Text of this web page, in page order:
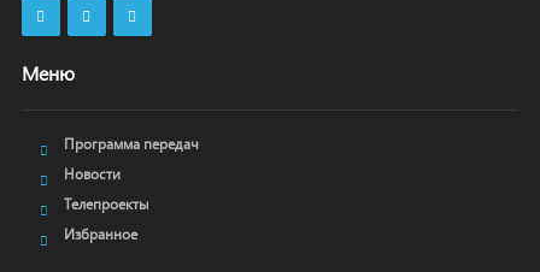
Меню
Программа передач
Новости
Телепроекты
Избранное